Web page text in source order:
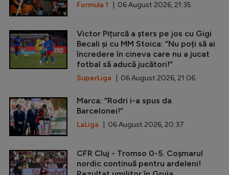
Formula 1 | 06 August 2026, 21:35
Victor Pițurcă a șters pe jos cu Gigi
Becali și cu MM Stoica: ”Nu poți să ai
încredere în cineva care nu a jucat
fotbal să aducă jucători!”
SuperLiga | 06 August 2026, 21:06
Marca: ”Rodri i-a spus da
Barcelonei!”
LaLiga | 06 August 2026, 20:37
CFR Cluj - Tromso 0-5. Coșmarul
nordic continuă pentru ardeleni!